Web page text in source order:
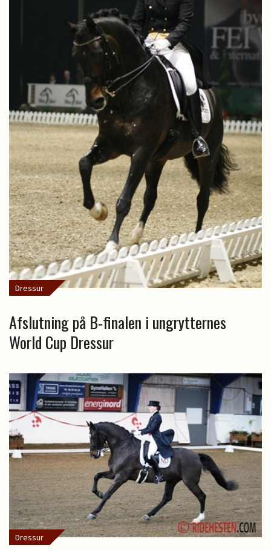
Dressur
Afslutning på B-finalen i ungrytternes
World Cup Dressur
Dressur